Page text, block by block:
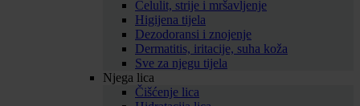
Celulit, strije i mršavljenje
Higijena tijela
Dezodoransi i znojenje
Dermatitis, iritacije, suha koža
Sve za njegu tijela
Njega lica
Čišćenje lica